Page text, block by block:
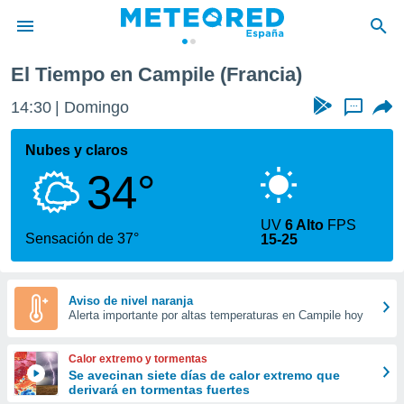
de
por
que se
calidad.
a este
las
y
forma
digital
basada
El Tiempo en Campile (Francia)
14:30 Domingo ...
Nubes y claros
34°
Sensación de 37°
UV6 Alto FPS
15-25
Aviso de nivel naranja
Alerta importante por altas temperaturas en Campile hoy
Calor extremo y tormentas
Se avecinan siete días de calor extremo que
derivará en tormentas fuertes